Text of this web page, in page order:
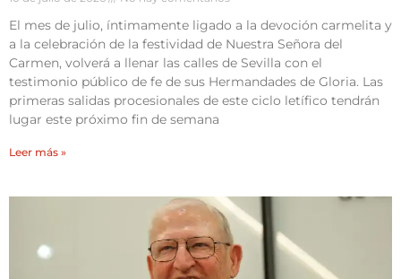
El mes de julio, íntimamente ligado a la devoción carmelita y
a la celebración de la festividad de Nuestra Señora del
Carmen, volverá a llenar las calles de Sevilla con el
testimonio público de fe de sus Hermandades de Gloria. Las
primeras salidas procesionales de este ciclo letífico tendrán
lugar este próximo fin de semana
Leer más »